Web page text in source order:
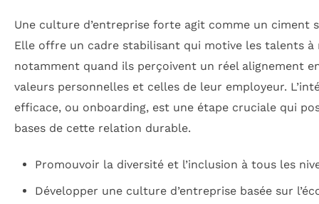
Une culture d’entreprise forte agit comme un ciment
Elle offre un cadre stabilisant qui motive les talents à
notamment quand ils perçoivent un réel alignement
valeurs personnelles et celles de leur employeur.
efficace, ou onboarding, est une étape cruciale qui
bases de cette relation durable.
Promouvoir la diversité et l’inclusion à tous les
Développer une culture d’entreprise basée sur